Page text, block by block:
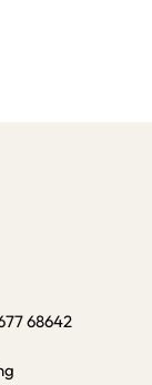
68642